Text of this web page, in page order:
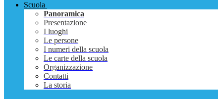
Scuola
Panoramica
Presentazione
I luoghi
Le persone
I numeri della scuola
Le carte della scuola
Organizzazione
Contatti
La storia